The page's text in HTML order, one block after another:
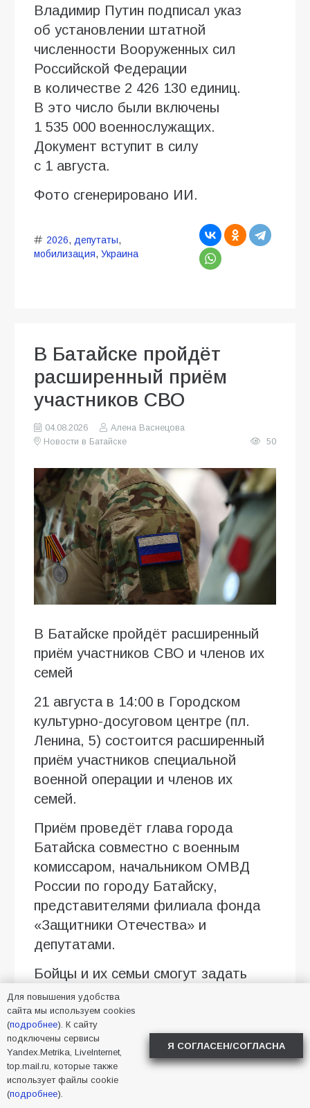
Владимир Путин подписал указ
об установлении штатной
численности Вооруженных сил
Российской Федерации
в количестве 2 426 130 единиц.
В это число были включены
1 535 000 военнослужащих.
Документ вступит в силу
с 1 августа.
Фото сгенерировано ИИ.
2026, депутаты,
мобилизация, Украина
В Батайске пройдёт
расширенный приём
участников СВО
04.08.2026
Алена Васнецова
Новости в Батайске
50
В Батайске пройдёт расширенный
приём участников СВО и членов их
семей
21 августа в 14:00 в Городском
культурно-досуговом центре (пл.
Ленина, 5) состоится расширенный
приём участников специальной
военной операции и членов их
семей.
Приём проведёт глава города
Батайска совместно с военным
комиссаром, начальником ОМВД
России по городу Батайску,
представителями филиала фонда
«Защитники Отечества» и
депутатами.
Бойцы и их семьи смогут задать
волнующие вопросы и получить
необходимую помощь.
Предварительная запись
обязательна.
Запись ведётся до 13 августа, в
Для повышения удобства
сайта мы используем cookies
(подробнее). К сайту
подключены сервисы
Yandex.Metrika, LiveInternet,
top.mail.ru, которые также
использует файлы cookie
(подробнее).
Я СОГЛАСЕН/СОГЛАСНА